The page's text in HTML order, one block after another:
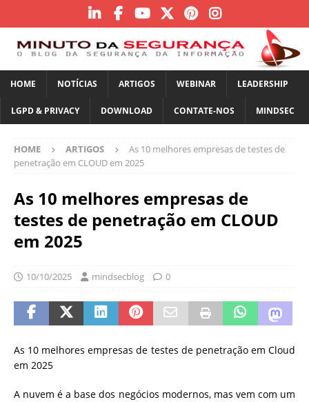
HOME NOTÍCIAS ARTIGOS WEBINAR LEADERSHIP
LGPD & PRIVACY DOWNLOAD CONTATE-NOS MINDSEC
HOME ARTIGOS
As 10 melhores empresas de testes de
penetração em CLOUD em 2025
As 10 melhores empresas de
testes de penetração em CLOUD
em 2025
10/10/2025 mindsecblog 0
As 10 melhores empresas de testes de penetração em Cloud
em 2025
A nuvem é a base dos negócios modernos, mas vem com um